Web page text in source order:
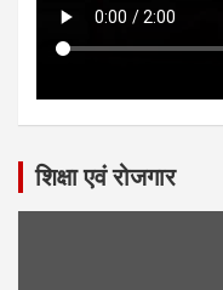
शिक्षा एवं रोजगार